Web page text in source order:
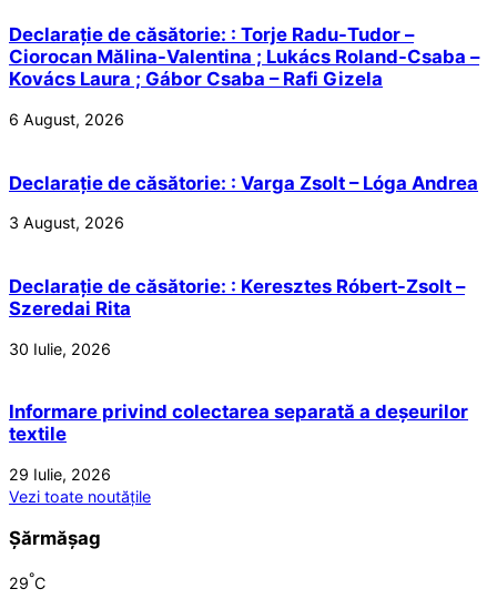
Declarație de căsătorie: : Torje Radu-Tudor –
Ciorocan Mălina-Valentina ; Lukács Roland-Csaba –
Kovács Laura ; Gábor Csaba – Rafi Gizela
6 August, 2026
Declarație de căsătorie: : Varga Zsolt – Lóga Andrea
3 August, 2026
Declarație de căsătorie: : Keresztes Róbert-Zsolt –
Szeredai Rita
30 Iulie, 2026
Informare privind colectarea separată a deșeurilor
textile
29 Iulie, 2026
Vezi toate noutățile
Șărmășag
29°C